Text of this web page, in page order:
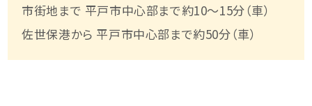
市街地まで 平戸市中心部まで約10～15分（車）
佐世保港から 平戸市中心部まで約50分（車）